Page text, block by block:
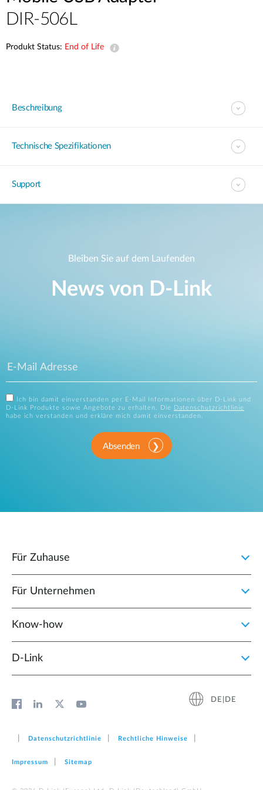
DIR-506L
Produkt Status: End of Life
Beschreibung
Technische Spezifikationen
Support
Bleiben Sie auf dem Laufenden
News von D‑Link
Ich bin damit einverstanden per E-Mail Informationen über D-Link und
D-Link Produkte sowie Angebote zu erhalten. Die
Datenschutzrichtlinie
habe ich verstanden und erkläre mich damit einverstanden.
Absenden
Für Zuhause
Für Unternehmen
Know-how
D‑Link
DE|DE
Datenschutzrichtlinie Rechtliche Hinweise
Impressum Sitemap